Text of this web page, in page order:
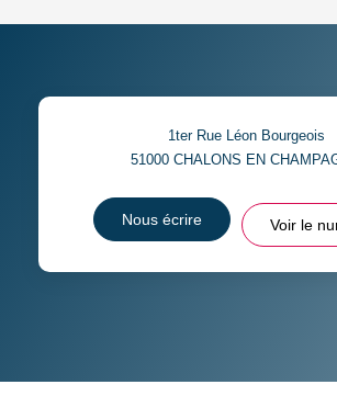
1ter Rue Léon Bourgeois
51000 CHALONS EN
Nous écrire Voir le